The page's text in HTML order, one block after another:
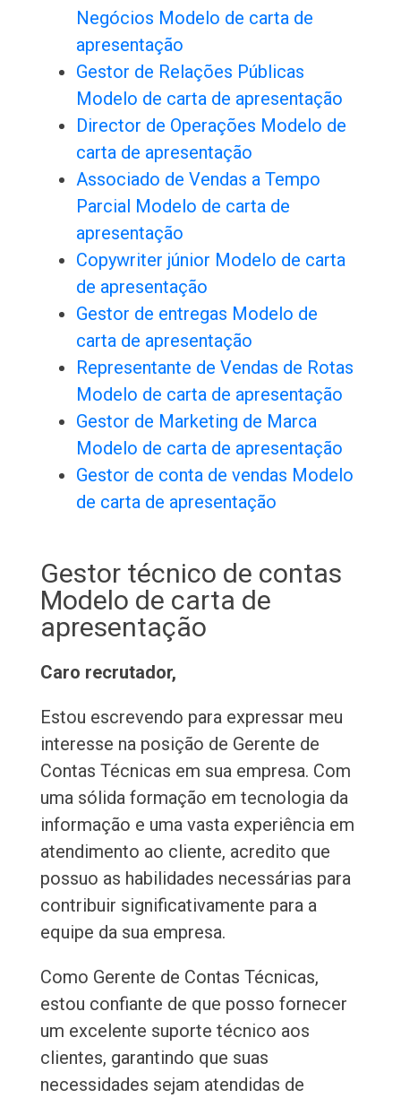
Negócios Modelo de carta de
apresentação
Gestor de Relações Públicas
Modelo de carta de apresentação
Director de Operações Modelo de
carta de apresentação
Associado de Vendas a Tempo
Parcial Modelo de carta de
apresentação
Copywriter júnior Modelo de carta
de apresentação
Gestor de entregas Modelo de
carta de apresentação
Representante de Vendas de Rotas
Modelo de carta de apresentação
Gestor de Marketing de Marca
Modelo de carta de apresentação
Gestor de conta de vendas Modelo
de carta de apresentação
Gestor técnico de contas
Modelo de carta de
apresentação
Caro recrutador,
Estou escrevendo para expressar meu
interesse na posição de Gerente de
Contas Técnicas em sua empresa. Com
uma sólida formação em tecnologia da
informação e uma vasta experiência em
atendimento ao cliente, acredito que
possuo as habilidades necessárias para
contribuir significativamente para a
equipe da sua empresa.
Como Gerente de Contas Técnicas,
estou confiante de que posso fornecer
um excelente suporte técnico aos
clientes, garantindo que suas
necessidades sejam atendidas de